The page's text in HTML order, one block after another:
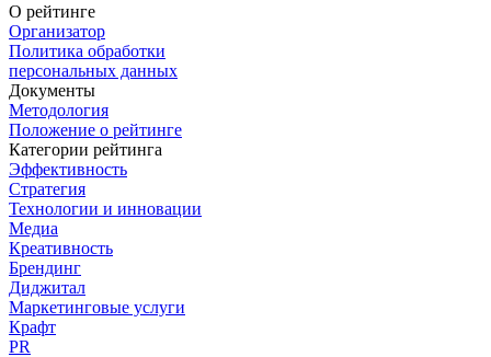
О рейтинге
Организатор
Политика обработки
персональных данных
Документы
Методология
Положение о рейтинге
Категории рейтинга
Эффективность
Стратегия
Технологии и инновации
Медиа
Креативность
Брендинг
Диджитал
Маркетинговые услуги
Крафт
PR